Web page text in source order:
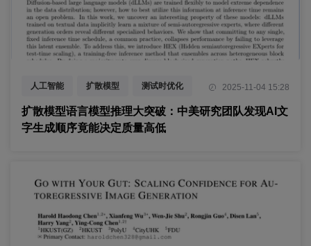
人工智能 扩散模型 测试时优化 2025-11-04 15:28
扩散模型语言模型推理大突破：中美研究团队发现AI文
字生成顺序竟能决定质量高低